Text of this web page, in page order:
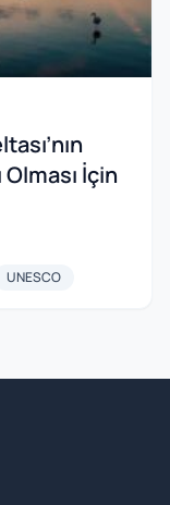
İçin
UNESCO